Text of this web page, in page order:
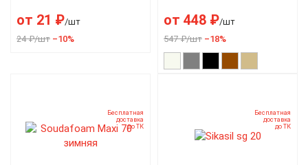
от 21 ₽/шт
24 ₽/шт –10%
от 448 ₽/шт
547 ₽/шт –18%
Бесплатная
доставка
до ТК
Бесплатная
доставка
до ТК